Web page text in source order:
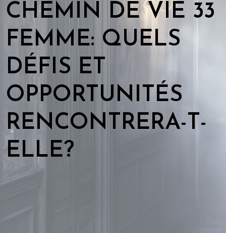
CHEMIN DE VIE 33
FEMME: QUELS
DÉFIS ET
OPPORTUNITÉS
RENCONTRERA-T-
ELLE?